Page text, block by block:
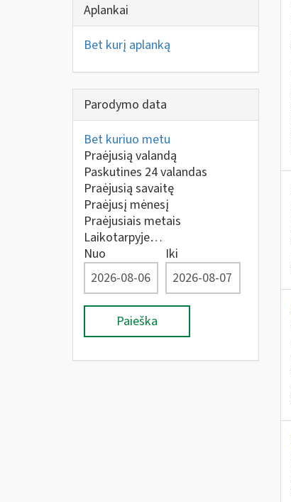
Aplankai
Bet kurį aplanką
Parodymo data
Bet kuriuo metu
Praėjusią valandą
Paskutines 24 valandas
Praėjusią savaitę
Praėjusį mėnesį
Praėjusiais metais
Laikotarpyje…
Nuo
Iki
Paieška